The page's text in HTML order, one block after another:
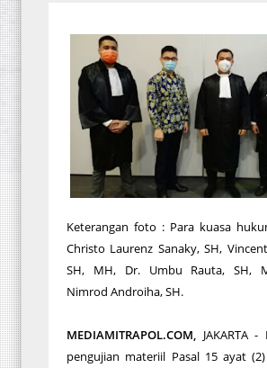
Keterangan foto : Para kuasa
Christo Laurenz Sanaky, SH,
SH, MH, Dr. Umbu Rauta, SH,
Nimrod Androiha, SH.
MEDIAMITRAPOL.COM,
JAKARTA
pengujian materiil Pasal 15 ayat